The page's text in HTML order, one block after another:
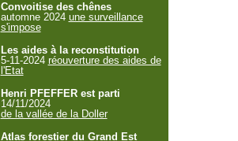
Convoitise des chênes
automne 2024 une surveillance
s'impose
Les aides à la reconstitution
5-11-2024 réouverture des aides de
l'Etat
Henri PFEFFER est parti
14/11/2024
de la vallée de la Doller
Atlas forestier du Grand Est